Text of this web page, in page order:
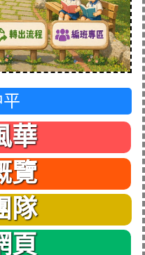
華
覽
隊
頁